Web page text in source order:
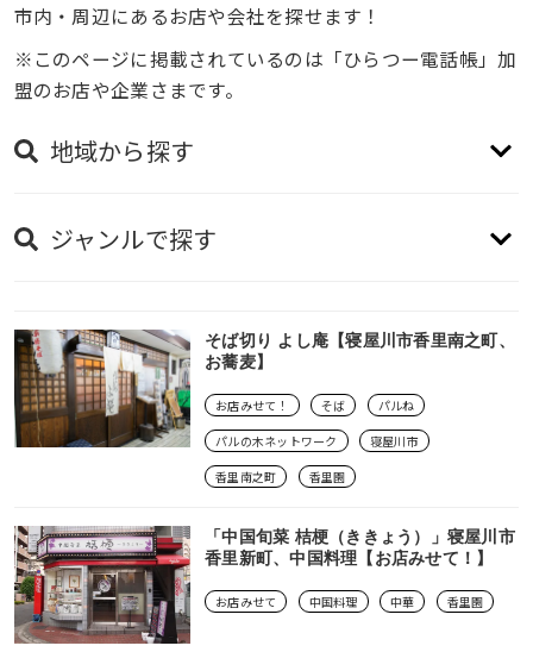
市内・周辺にあるお店や会社を探せます！
※このページに掲載されているのは「ひらつー電話帳」加
盟のお店や企業さまです。
地域から探す
くずはエリア
牧野エリア
御殿山エリア
星ヶ丘・村野エリア
枚方市駅・枚方公園駅エリア
ジャンルで探す
飲食店・グルメ
ショッピング・スーパー
ヘアサロン・美容室・理容室・サロン・エステ（脱
幼稚園・保育園・学校・塾・専門学校
ウェブ・インターネット・ビジネス
そば切り よし庵【寝屋川市香里南之町、
お蕎麦】
お店みせて！ そば
パルね
パルの木ネットワーク
寝屋川市
香里南之町
香里園
「中国旬菜 桔梗（ききょう）」寝屋川市
香里新町、中国料理【お店みせて！】
お店みせて 中国料理 中華 香里園